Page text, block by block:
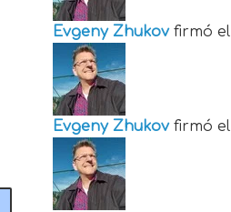
Evgeny Zhukov firmó el
Evgeny Zhukov firmó el